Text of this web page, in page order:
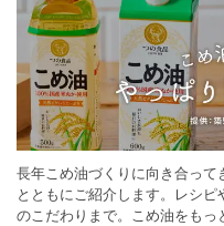
長年こめ油づくりに向き合っ
とともにご紹介します。レシ
のこだわりまで。こめ油をも